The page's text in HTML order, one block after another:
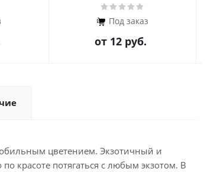
Под заказ
от 12 руб.
обильным цветением. Экзотичный и
красоте потягаться с любым экзотом. В